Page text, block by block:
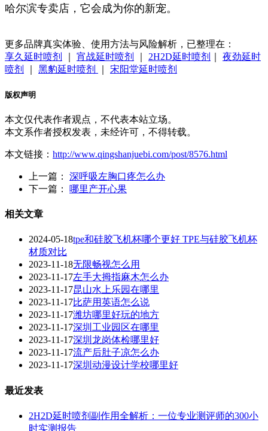
哈尔滨专卖店，它会成为你的新宠。
更多品牌真实体验、使用方法与风险解析，已整理在：
享久延时喷剂
宵战延时喷剂 2H2D延时喷剂
夜劲延时
喷剂
黑豹延时喷剂 宋阳堂延时喷剂
版权声明
本文仅代表作者观点，不代表本站立场。
本文系作者授权发表，未经许可，不得转载。
本文链接： http://www.qingshanjuebi.com/post/8576.html
上一篇： 深呼吸左胸口疼怎么办
下一篇： 哪里产开心果
相关文章
2024-05-18tpe和硅胶飞机杯哪个更好 TPE与硅胶飞机杯
材质对比
2023-11-18无限畅视怎么用
2023-11-17左手大拇指麻木怎么办
2023-11-17昆山水上乐园在哪里
2023-11-17比萨用英语怎么说
2023-11-17潍坊哪里好玩的地方
2023-11-17深圳工业园区在哪里
2023-11-17深圳龙岗体检哪里好
2023-11-17流产后肚子凉怎么办
2023-11-17深圳动漫设计学校哪里好
最近发表
2H2D延时喷剂副作用全解析：一位专业测评师的300小
时实测报告